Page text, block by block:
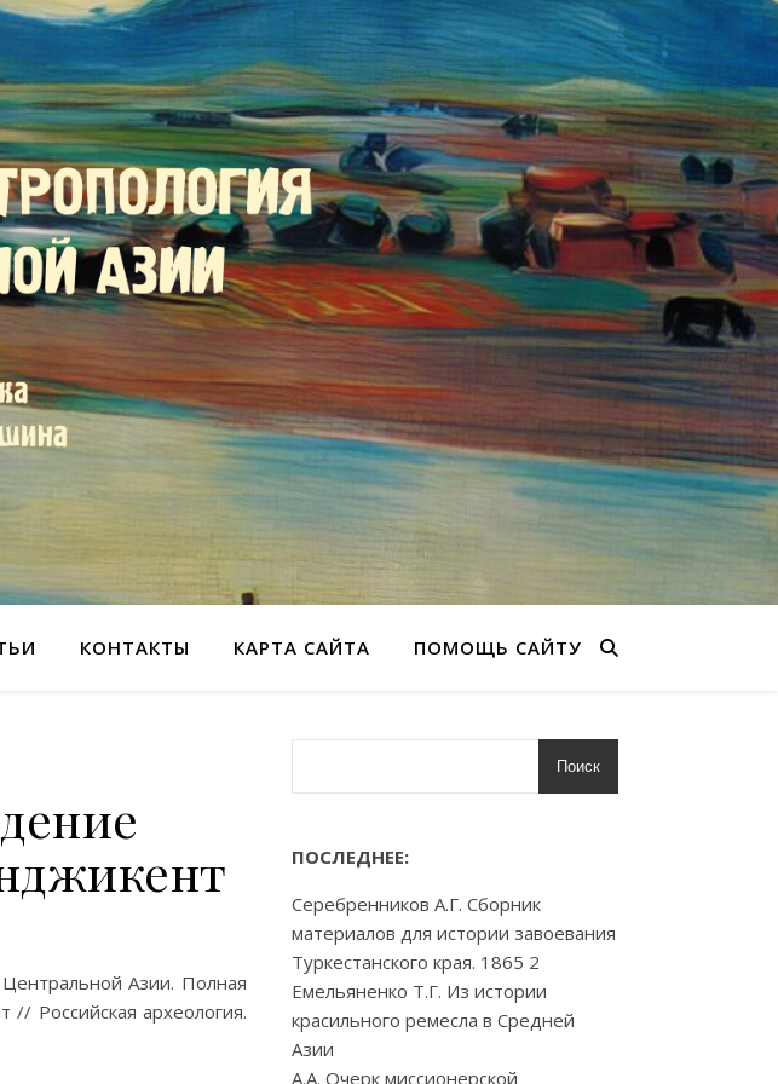
КОНТАКТЫ КАРТА САЙТА ПОМОЩЬ САЙТУ
Азии. Полная
Российская археология.
Поиск
ПОСЛЕДНЕЕ:
Серебренников А.Г. Сборник
материалов для истории завоевания
Туркестанского края. 1865 2
Емельяненко Т.Г. Из истории
красильного ремесла в Средней
Азии
А.А. Очерк миссионерской